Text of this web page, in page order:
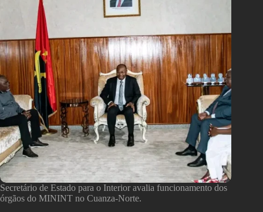
Secretário de Estado para o Interior avalia funcionamento dos
órgãos do MININT no Cuanza-Norte.